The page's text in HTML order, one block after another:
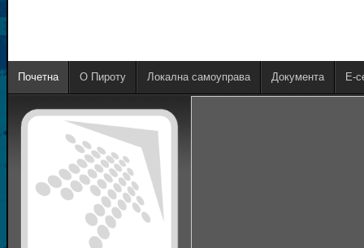
Почетна О Пироту Локална самоуправа Документа E-